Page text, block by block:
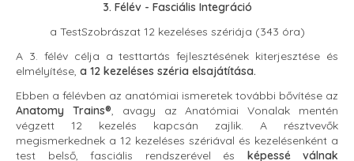
3. Félév - Fasciális Integráció
a TestSzobrászat 12 kezeléses szériája (343 óra)
A 3. félév célja a testtartás fejlesztésének kiterjesztése és
elmélyítése, a 12 kezeléses széria elsajátítása.
Ebben a félévben az anatómiai ismeretek további bővítése az
Anatomy Trains®, avagy az Anatómiai Vonalak mentén
végzett 12 kezelés kapcsán zajlik. A résztvevők
megismerkednek a 12 kezeléses szériával és kezelésenként a
test belső, fasciális rendszerével és képessé válnak